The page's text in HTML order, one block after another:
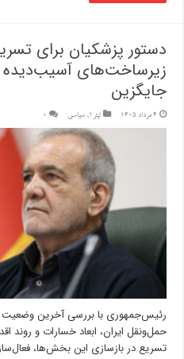
دستور پزشکیان برای
زیرساخت‌های
جایگزین
4 مرداد 1405 تیتر1 ,سیاسی 0
رئیس‌جمهوری با بررسی آخرین
حمل‌ونقل ایران، ابعاد خسارات و روند
تسریع در بازسازی این بخش‌ها،